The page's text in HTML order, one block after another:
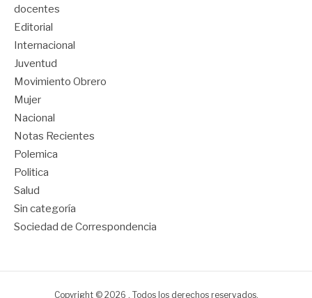
docentes
Editorial
Internacional
Juventud
Movimiento Obrero
Mujer
Nacional
Notas Recientes
Polemica
Politica
Salud
Sin categoría
Sociedad de Correspondencia
Copyright © 2026 . Todos los derechos reservados.